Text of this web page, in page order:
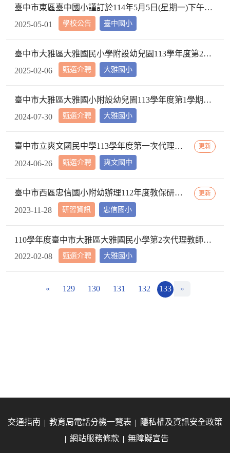
學校公告
臺中市東區臺中國小謹訂於114年5月5日(星期一)下午2時10分於本校校長室，召開教評會審查114學年度市內介聘調入本校教師資格
臺中國小
2025-05-01
甄選介聘
臺中市大雅區大雅國民小學附設幼兒園113學年度第2學期【特教學生助理員】第1次甄選簡章公告
大雅國小
2025-02-06
甄選介聘
臺中市大雅區大雅國小附設幼兒園113學年度第1學期【代理教師】招考甄選錄取公告，已足額錄取，不續辦甄選作業。
大雅國小
2024-07-30
甄選介聘
臺中市立爽文國民中學113學年度第一次代理教師甄選簡章(一次公告分次招考) 更新
爽文國中
2024-06-26
研習資訊
臺中市西區忠信國小附幼辦理112年度教保研習─ 「嬰幼用藥安全~就是「藥」你好好的」，請鼓勵貴校(園)教保服務人員踴躍參加 更新
忠信國小
2023-11-28
甄選介聘
110學年度臺中市大雅區大雅國民小學第2次代理教師甄選第2次招考結果公告
大雅國小
2022-02-08
« 129 130 131 132 133 »
交通指南 教育局電話分機一覽表
隱私權及資訊安全政策
網站服務條款
無障礙宣告